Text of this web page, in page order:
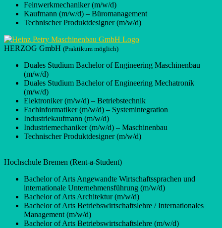
Feinwerkmechaniker (m/w/d)
Kaufmann (m/w/d) – Büromanagement
Technischer Produktdesigner (m/w/d)
HERZOG GmbH (Praktikum möglich)
Duales Studium Bachelor of Engineering Maschinenbau
(m/w/d)
Duales Studium Bachelor of Engineering Mechatronik
(m/w/d)
Elektroniker (m/w/d) – Betriebstechnik
Fachinformatiker (m/w/d) – Systemintegration
Industriekaufmann (m/w/d)
Industriemechaniker (m/w/d) – Maschinenbau
Technischer Produktdesigner (m/w/d)
Hochschule Bremen (Rent-a-Student)
Bachelor of Arts Angewandte Wirtschaftssprachen und
internationale Unternehmensführung (m/w/d)
Bachelor of Arts Architektur (m/w/d)
Bachelor of Arts Betriebswirtschaftslehre / Internationales
Management (m/w/d)
Bachelor of Arts Betriebswirtschaftslehre (m/w/d)